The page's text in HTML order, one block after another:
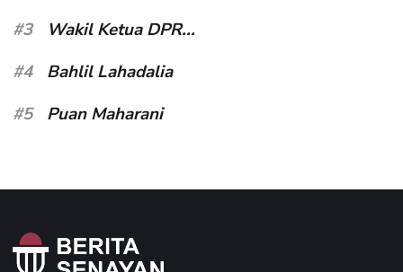
#3
Wakil Ketua DPR...
#4
Bahlil Lahadalia
#5
Puan Maharani